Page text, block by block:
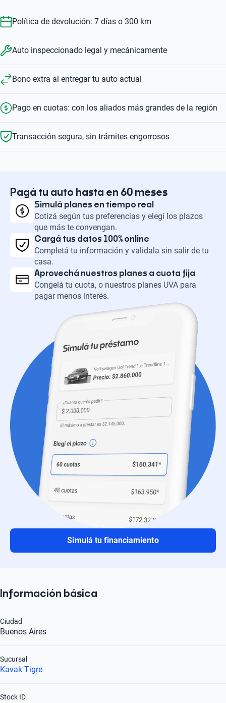
Política de devolución: 7 días o 300 km
Auto inspeccionado legal y mecánicamente
Bono extra al entregar tu auto actual
Pago en cuotas: con los aliados más grandes de la región
Transacción segura, sin trámites engorrosos
Pagá tu auto hasta en 60 meses
Simulá planes en tiempo real
Cotizá según tus preferencias y elegí los plazos
que más te convengan.
Cargá tus datos 100% online
Completá tu información y validala sin salir de tu
casa.
Aprovechá nuestros planes a cuota fija
Congelá tu cuota, o nuestros planes UVA para
pagar menos interés.
Simulá tu financiamiento
Información básica
Buenos Aires
Ciudad
Kavak Tigre
Sucursal
Stock ID